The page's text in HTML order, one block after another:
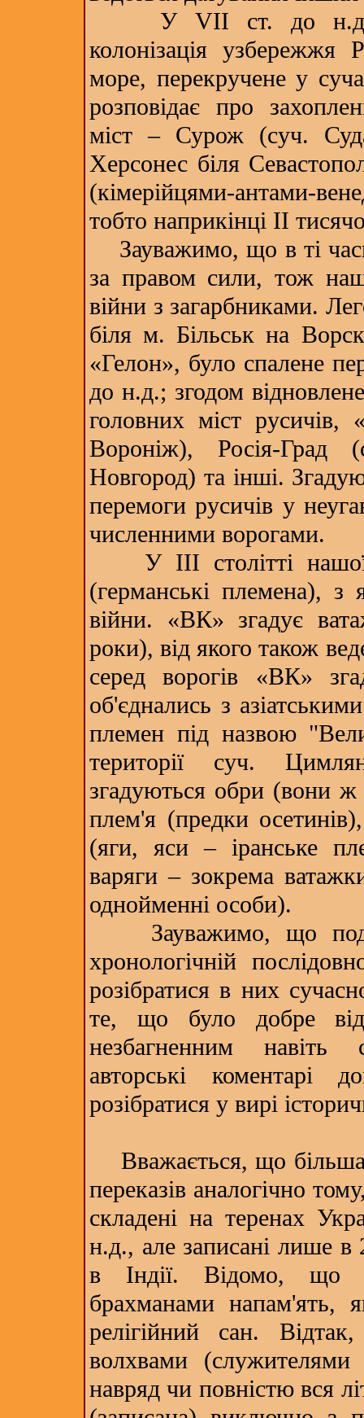
У VІІ ст. до н.д.
колонізація
море, перекручене у
розповідає про
міст – Сурож (суч.
Херсонес біля
(кімерійцями-антами-
тобто наприкінці ІІ
Зауважимо, що в ті
за правом сили, тож
війни з загарбниками.
біля м. Більськ на
«Гелон», було спалене
до н.д.; згодом
головних міст
Вороніж), Росія-Град
Новгород) та інші.
перемоги русичів у
численними ворогами.
У ІІІ столітті
(германські племена), з
війни. «ВК» згадує
роки), від якого також
серед ворогів «ВК»
об'єднались з
племен під назвою
території суч.
згадуються обри (вони ж
плем'я (предки
(яги, яси – іранське
варяги – зокрема
однойменні особи).
Зауважимо, що
хронологічній
розібратися в них
те, що було добре
незбагненним навіть
авторські коментарі
розібратися у вирі
Вважається, що
переказів аналогічно
складені на теренах
н.д., але записані лише в
в Індії. Відомо, що
брахманами напам'ять,
релігійний сан.
волхвами (служителями
навряд чи повністю вся